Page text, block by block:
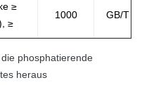
≥
≥
1000 GB/T
phosphatierende
heraus